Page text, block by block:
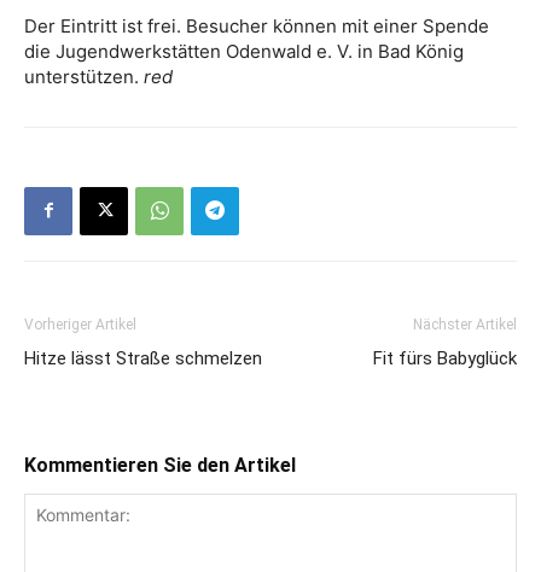
Der Eintritt ist frei. Besucher können mit einer Spende
die Jugendwerkstätten Odenwald e. V. in Bad König
unterstützen. red
Vorheriger Artikel
Hitze lässt Straße schmelzen
Nächster Artikel
Fit fürs Babyglück
Kommentieren Sie den Artikel